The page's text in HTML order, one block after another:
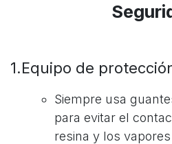
1.Equipo de
Siempre usa
para evitar el
resina y los